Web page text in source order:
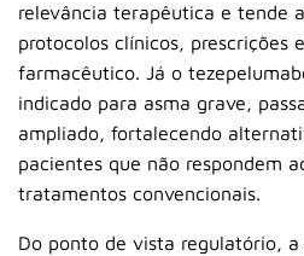
relevância terapêutica e tende
protocolos clínicos, prescrições
farmacêutico. Já o
indicado para asma grave,
ampliado, fortalecendo
pacientes que não respondem
tratamentos convencionais.
Do ponto de vista regulatório,